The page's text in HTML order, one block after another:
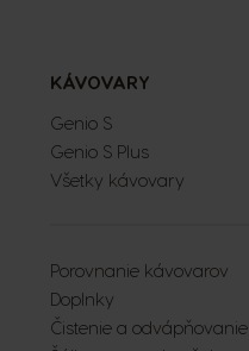
KÁVOVARY
Genio S
Genio S Plus
Všetky kávovary
Porovnanie kávovarov
Doplnky
Čistenie a odvápňovanie